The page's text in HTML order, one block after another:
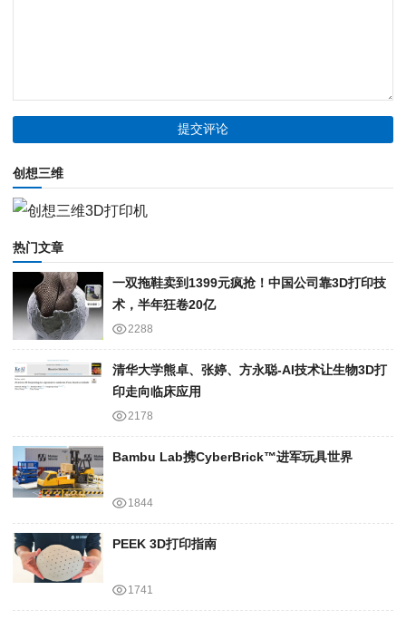
创想三维
热门文章
一双拖鞋卖到1399元疯抢！中国公司靠3D打印技
术，半年狂卷20亿
2288
清华大学熊卓、张婷、方永聪-AI技术让生物3D打
印走向临床应用
2178
Bambu Lab携Cyber​​Brick™进军玩具世界
1844
PEEK 3D打印指南
1741